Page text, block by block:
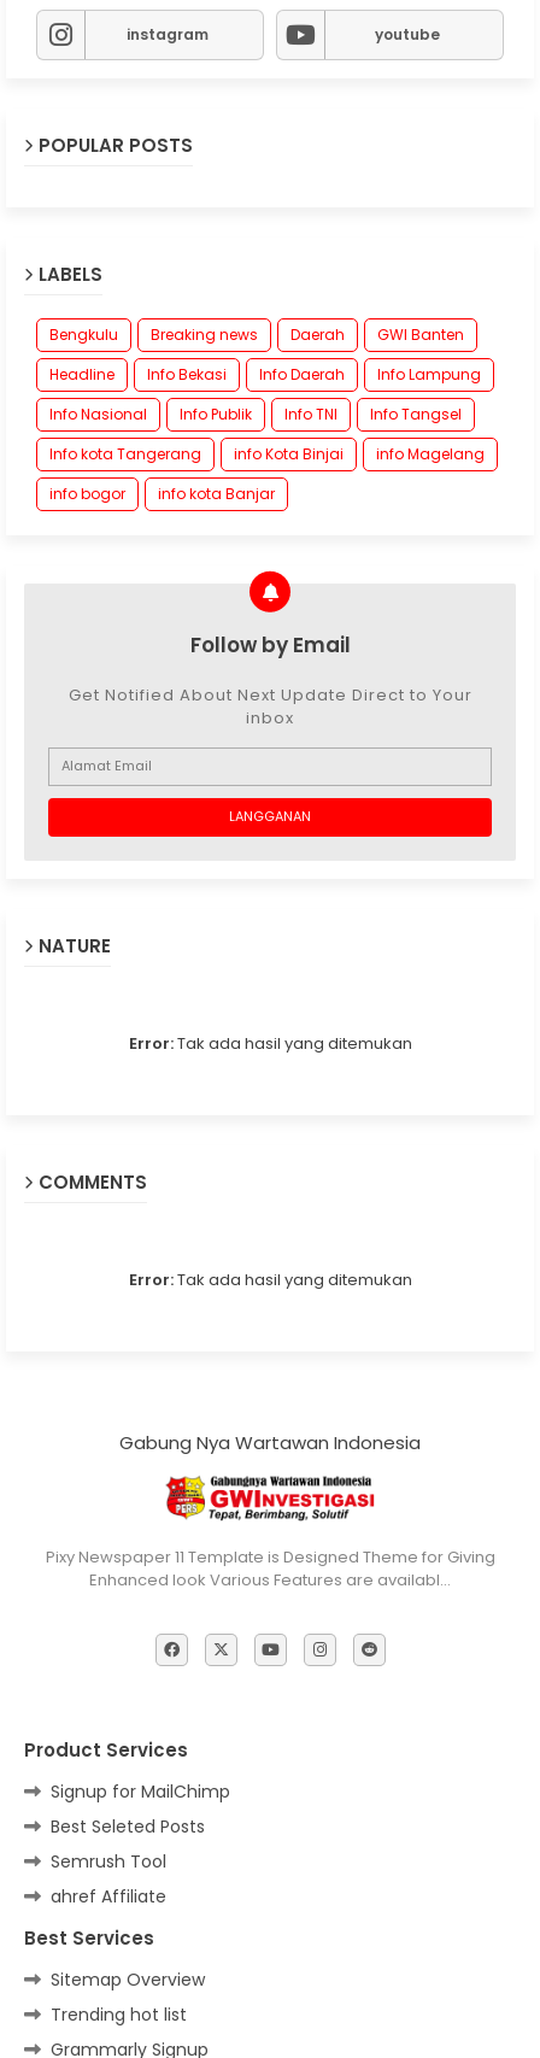
instagram youtube
POPULAR POSTS
LABELS
Bengkulu Breaking news Daerah
GWI Banten
Headline
Info Bekasi Info Daerah
Info Lampung
Info Nasional
Info Publik Info TNI
Info Tangsel
Info kota Tangerang
info Kota Binjai
info Magelang
info bogor
info kota Banjar
Follow by Email
Get Notified About Next Update Direct to Your
inbox
NATURE
Error:Tak ada hasil yang ditemukan
COMMENTS
Error:Tak ada hasil yang ditemukan
Gabung Nya Wartawan Indonesia
Pixy Newspaper 11 Template is Designed Theme for Giving
Enhanced look Various Features are availabl…
Product Services
Signup for MailChimp
Best Seleted Posts
Semrush Tool
ahref Affiliate
Best Services
Sitemap Overview
Trending hot list
Grammarly Signup